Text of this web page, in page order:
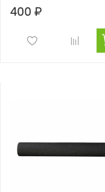
400 ₽